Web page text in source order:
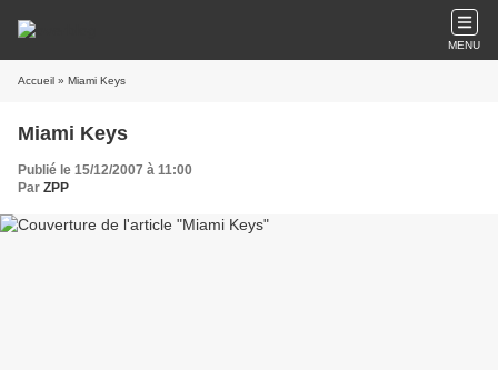
MENU
Accueil » Miami Keys
Miami Keys
Publié le 15/12/2007 à 11:00
Par ZPP